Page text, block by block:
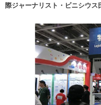
際ジャーナリスト・ビニシウス